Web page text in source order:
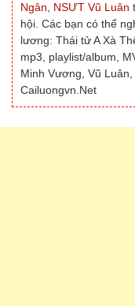
Ngân
NSƯT Vũ Luân
hội. Các bạn có thể
lương: Thái tử A Xà
mp3, playlist/album,
Minh Vương, Vũ
Cailuongvn.Net